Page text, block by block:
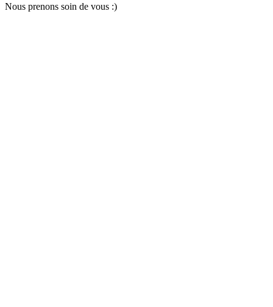
Nous prenons soin de vous :)